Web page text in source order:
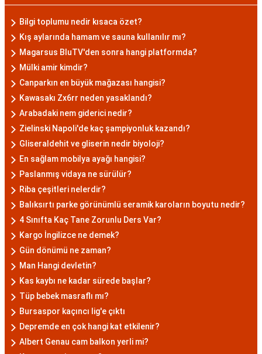
Bilgi toplumu nedir kısaca özet?
Kış aylarında hamam ve sauna kullanılır mı?
Magarsus BluTV'den sonra hangi platformda?
Mülki amir kimdir?
Canparkın en büyük mağazası hangisi?
Kawasakı Zx6rr neden yasaklandı?
Arabadaki nem giderici nedir?
Zielinski Napoli'de kaç şampiyonluk kazandı?
Gliseraldehit ve gliserin nedir biyoloji?
En sağlam mobilya ayağı hangisi?
Paslanmış vidaya ne sürülür?
Riba çeşitleri nelerdir?
Balıksırtı parke görünümlü seramik karoların boyutu nedir?
4 Sınıfta Kaç Tane Zorunlu Ders Var?
Kargo İngilizce ne demek?
Gün dönümü ne zaman?
Man Hangi devletin?
Kas kaybı ne kadar sürede başlar?
Tüp bebek masraflı mı?
Bursaspor kaçıncı lig'e çıktı
Depremde en çok hangi kat etkilenir?
Albert Genau cam balkon yerli mi?